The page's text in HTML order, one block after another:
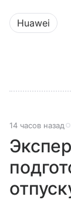
Huawei
14 часов назад